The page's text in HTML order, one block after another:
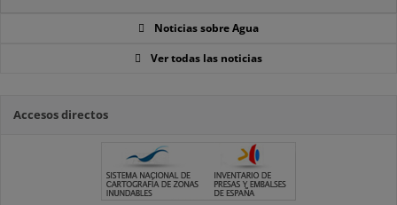
Noticias sobre Agua
Ver todas las noticias
Accesos directos